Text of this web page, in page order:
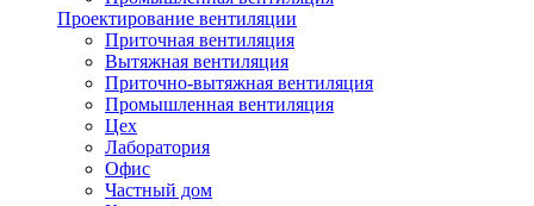
Проектирование вентиляции
Приточная вентиляция
Вытяжная вентиляция
Приточно-вытяжная вентиляция
Промышленная вентиляция
Цех
Лаборатория
Офис
Частный дом